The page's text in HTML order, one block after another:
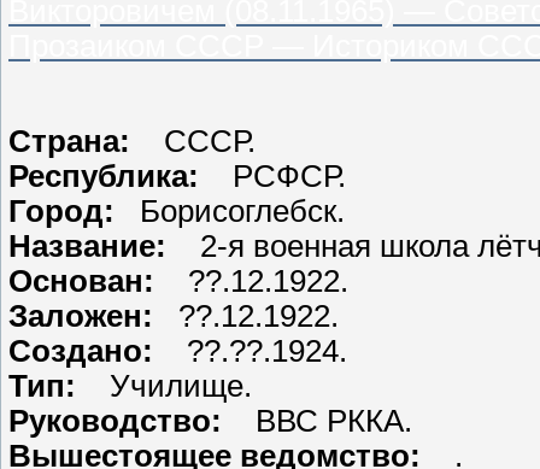
Страна: СССР.
Республика:
РСФСР.
Город: Борисоглебск.
Название: 2-я военная школа
Основан: ??.12.1922.
Заложен: ??.12.1922.
Создано: ??.??.1924.
Тип: Училище.
Руководство: ВВС РККА.
Вышестоящее ведомство: .